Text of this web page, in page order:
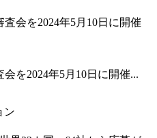
を2024年5月10日に開催...
ン